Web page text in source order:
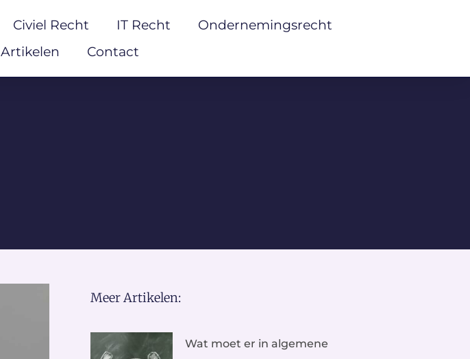
Civiel Recht IT Recht
Ondernemingsrecht
Artikelen
Contact
Meer Artikelen:
Wat moet er in algemene